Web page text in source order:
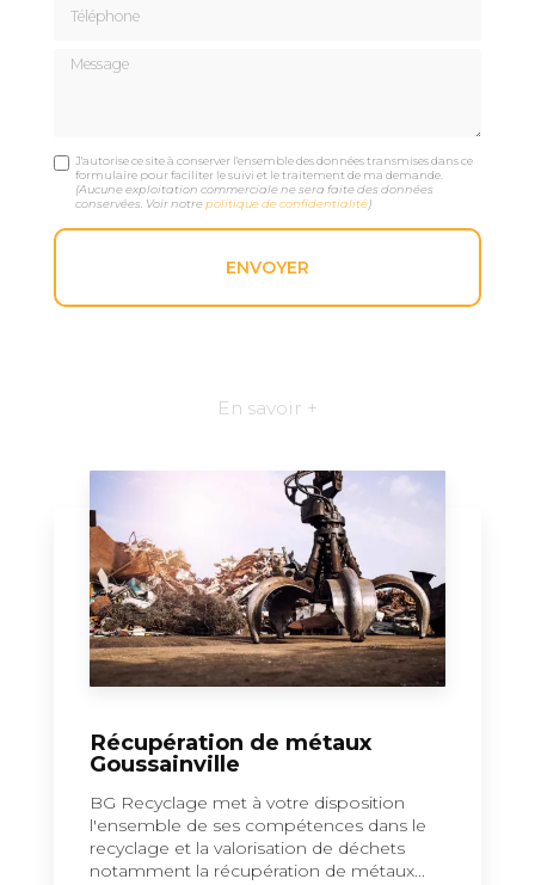
Message
J'autorise ce site à conserver l'ensemble des données transmises dans ce
formulaire pour faciliter le suivi et le traitement de ma demande.
(Aucune exploitation commerciale ne sera faite des données
conservées. Voir notrepolitique de confidentialité)
En savoir +
Récupération de métaux
Goussainville
BG Recyclage met à votre disposition
l'ensemble de ses compétences dans le
recyclage et la valorisation de déchets
notamment la récupération de métaux...